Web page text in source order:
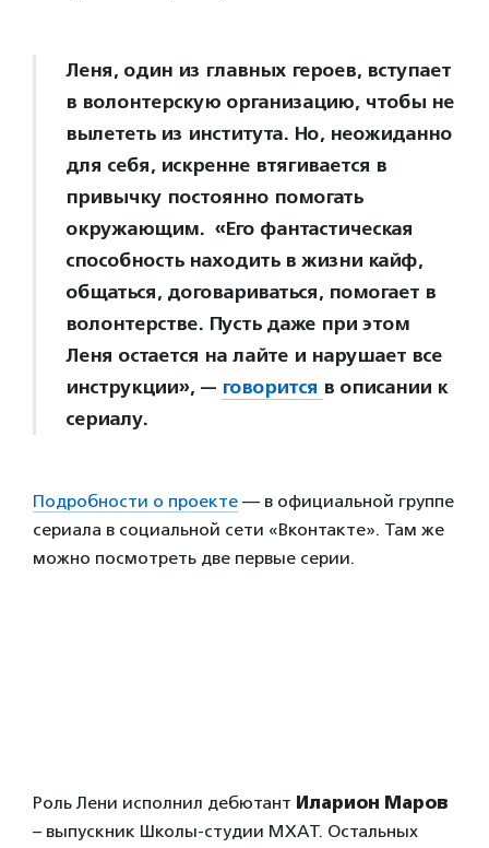
Леня, один из главных героев, вступает
в волонтерскую организацию, чтобы не
вылететь из института. Но, неожиданно
для себя, искренне втягивается в
привычку постоянно помогать
окружающим. «Его фантастическая
способность находить в жизни кайф,
общаться, договариваться, помогает в
волонтерстве. Пусть даже при этом
Леня остается на лайте и нарушает все
инструкции», — говорится в описании к
сериалу.
Подробности о проекте — в официальной группе
сериала в социальной сети «Вконтакте». Там же
можно посмотреть две первые серии.
Роль Лени исполнил дебютант Иларион Маров
– выпускник Школы-студии МХАТ. Остальных